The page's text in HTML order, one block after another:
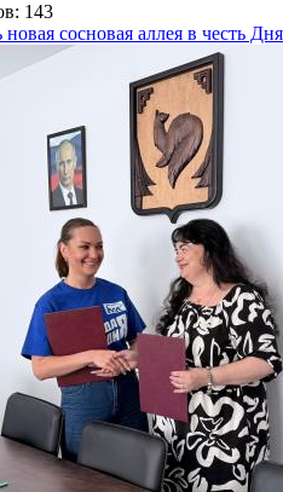
143
сосновая аллея в честь